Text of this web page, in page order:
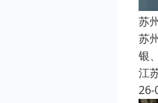
苏
苏
银
江
26-